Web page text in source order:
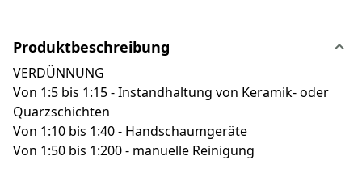
Produktbeschreibung
VERDÜNNUNG
Von 1:5 bis 1:15 - Instandhaltung von Keramik- oder
Quarzschichten
Von 1:10 bis 1:40 - Handschaumgeräte
Von 1:50 bis 1:200 - manuelle Reinigung